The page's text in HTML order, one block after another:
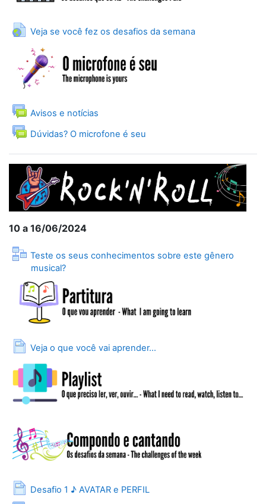
Veja se você fez os desafios da semana
URL
Avisos e notícias
Fórum
Dúvidas? O microfone é seu
Fórum
10 a 16/06/2024
Teste os seus conhecimentos sobre este gênero
musical?
Lição
Veja o que você vai aprender...
Página
Desafio 1 ♪ AVATAR e PERFIL
Página